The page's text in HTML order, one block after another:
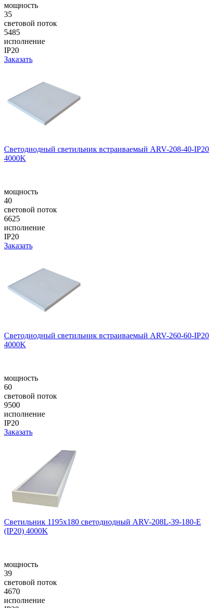
мощность
35
световой поток
5485
исполнение
IP20
Заказать
Светодиодный светильник встраиваемый ARV-208-40-IP20
4000K
мощность
40
световой поток
6625
исполнение
IP20
Заказать
Светодиодный светильник встраиваемый ARV-260-60-IP20
4000K
мощность
60
световой поток
9500
исполнение
IP20
Заказать
Светильник 1195x180 светодиодный ARV-208L-39-180-E
(IP20) 4000K
мощность
39
световой поток
4670
исполнение